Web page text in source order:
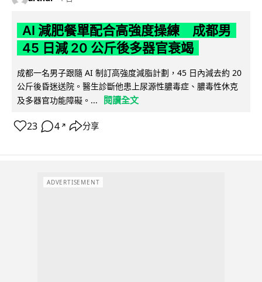
AI 減肥餐單配合高強度操練 成都男
45 日減 20 公斤後多器官衰竭
成都一名男子跟隨 AI 制訂高強度減脂計劃，45 日內減去約 20
公斤後昏迷送院。醫生診斷他患上尿源性膿毒症、膿毒性休克
及多器官功能障礙。...
閱讀全文
23 4 ↗ 分享
ADVERTISEMENT